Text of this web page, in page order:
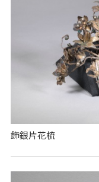
飾銀片花梳